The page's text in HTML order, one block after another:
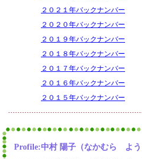
２０２１年バックナンバー
２０２０年バックナンバー
２０１９年バックナンバー
２０１８年バックナンバー
２０１７年バックナンバー
２０１６年バックナンバー
２０１５年バックナンバー
Profile:中村 陽子（なかむら よう